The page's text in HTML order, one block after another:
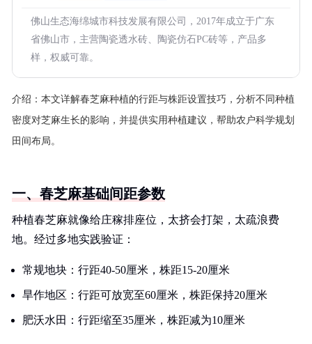
佛山生态海绵城市科技发展有限公司，2017年成立于广东
省佛山市，主营陶瓷透水砖、陶瓷仿石PC砖等，产品多
样，权威可靠。
介绍： 本文详解春芝麻种植的行距与株距设置技巧，分析不同种植
密度对芝麻生长的影响，并提供实用种植建议，帮助农户科学规划
田间布局。
一、春芝麻基础间距参数
种植春芝麻就像给庄稼排座位，太挤会打架，太疏浪费
地。经过多地实践验证：
常规地块：行距40-50厘米，株距15-20厘米
旱作地区：行距可放宽至60厘米，株距保持20厘米
肥沃水田：行距缩至35厘米，株距减为10厘米